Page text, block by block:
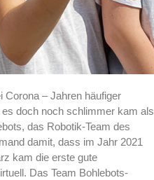
Corona – Jahren häufiger
doch noch schlimmer kam als
das Robotik-Team des
damit, dass im Jahr 2021
kam die erste gute
Das Team Bohlebots-